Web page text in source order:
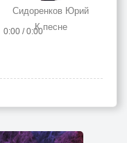
Сидоренков Юрий
К песне
0:00 / 0:00